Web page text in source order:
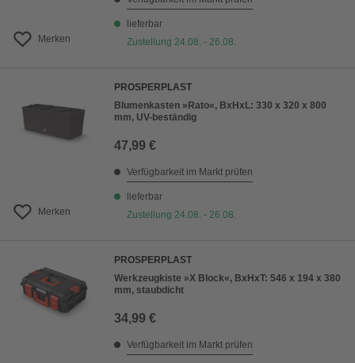
Merken
lieferbar
Zustellung 24.08. - 26.08.
Merken
PROSPERPLAST
Blumenkasten »Rato«, BxHxL: 330 x 320 x 800
mm, UV-beständig
47,99 €
Verfügbarkeit im Markt prüfen
lieferbar
Zustellung 24.08. - 26.08.
PROSPERPLAST
Werkzeugkiste »X Block«, BxHxT: 546 x 194 x 380
mm, staubdicht
34,99 €
Verfügbarkeit im Markt prüfen